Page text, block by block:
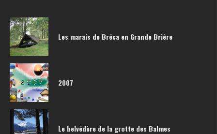
Les marais de Bréca en Grande Brière
2007
Le belvédère de la grotte des Balmes